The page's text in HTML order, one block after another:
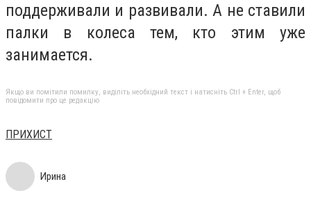
поддерживали и развивали. А не ставили
палки в колеса тем, кто этим уже
занимается.
Якщо ви помітили помилку, виділіть необхідний текст і натисніть Ctrl + Enter, щоб
повідомити про це редакцію
ПРИХИСТ
Ирина